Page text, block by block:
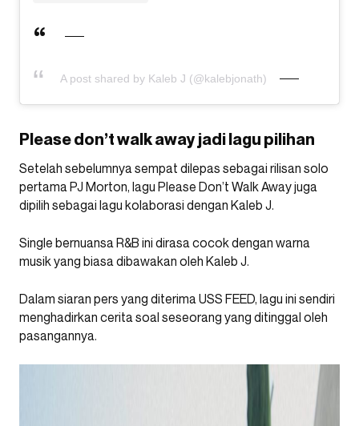
A post shared by Kaleb J (@kalebjonath)
Please don’t walk away jadi lagu pilihan
Setelah sebelumnya sempat dilepas sebagai rilisan solo
pertama PJ Morton, lagu Please Don’t Walk Away juga
dipilih sebagai lagu kolaborasi dengan Kaleb J.
Single bernuansa R&B ini dirasa cocok dengan warna
musik yang biasa dibawakan oleh Kaleb J.
Dalam siaran pers yang diterima USS FEED, lagu ini sendiri
menghadirkan cerita soal seseorang yang ditinggal oleh
pasangannya.